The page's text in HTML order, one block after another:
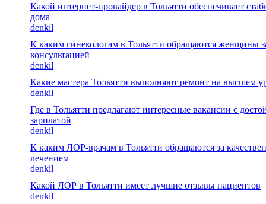
Какой интернет‑провайдер в Тольятти обеспечивает
дома
denkil
К каким гинекологам в Тольятти обращаются женщины
консультацией
denkil
Какие мастера Тольятти выполняют ремонт на высшем
denkil
Где в Тольятти предлагают интересные вакансии с
зарплатой
denkil
К каким ЛОР-врачам в Тольятти обращаются за
лечением
denkil
Какой ЛОР в Тольятти имеет лучшие отзывы пациентов
denkil